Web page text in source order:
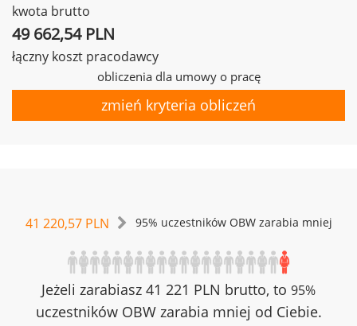
kwota brutto
49 662,54 PLN
łączny koszt pracodawcy
obliczenia dla umowy o pracę
zmień kryteria obliczeń
41 220,57 PLN 95% uczestników OBW zarabia mniej
Jeżeli zarabiasz 41 221 PLN brutto, to 95%
uczestników OBW zarabia mniej od Ciebie.